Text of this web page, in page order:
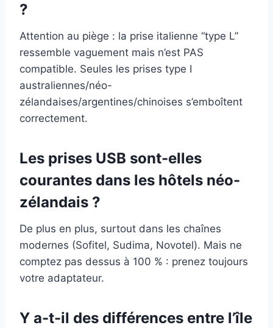
?
Attention au piège : la prise italienne “type L”
ressemble vaguement mais n’est PAS
compatible. Seules les prises type I
australiennes/néo-
zélandaises/argentines/chinoises s’emboîtent
correctement.
Les prises USB sont-elles
courantes dans les hôtels néo-
zélandais ?
De plus en plus, surtout dans les chaînes
modernes (Sofitel, Sudima, Novotel). Mais ne
comptez pas dessus à 100 % : prenez toujours
votre adaptateur.
Y a-t-il des différences entre l’île